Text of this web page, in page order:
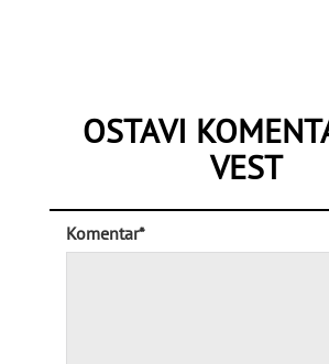
OSTAVI
VEST
Komentar*